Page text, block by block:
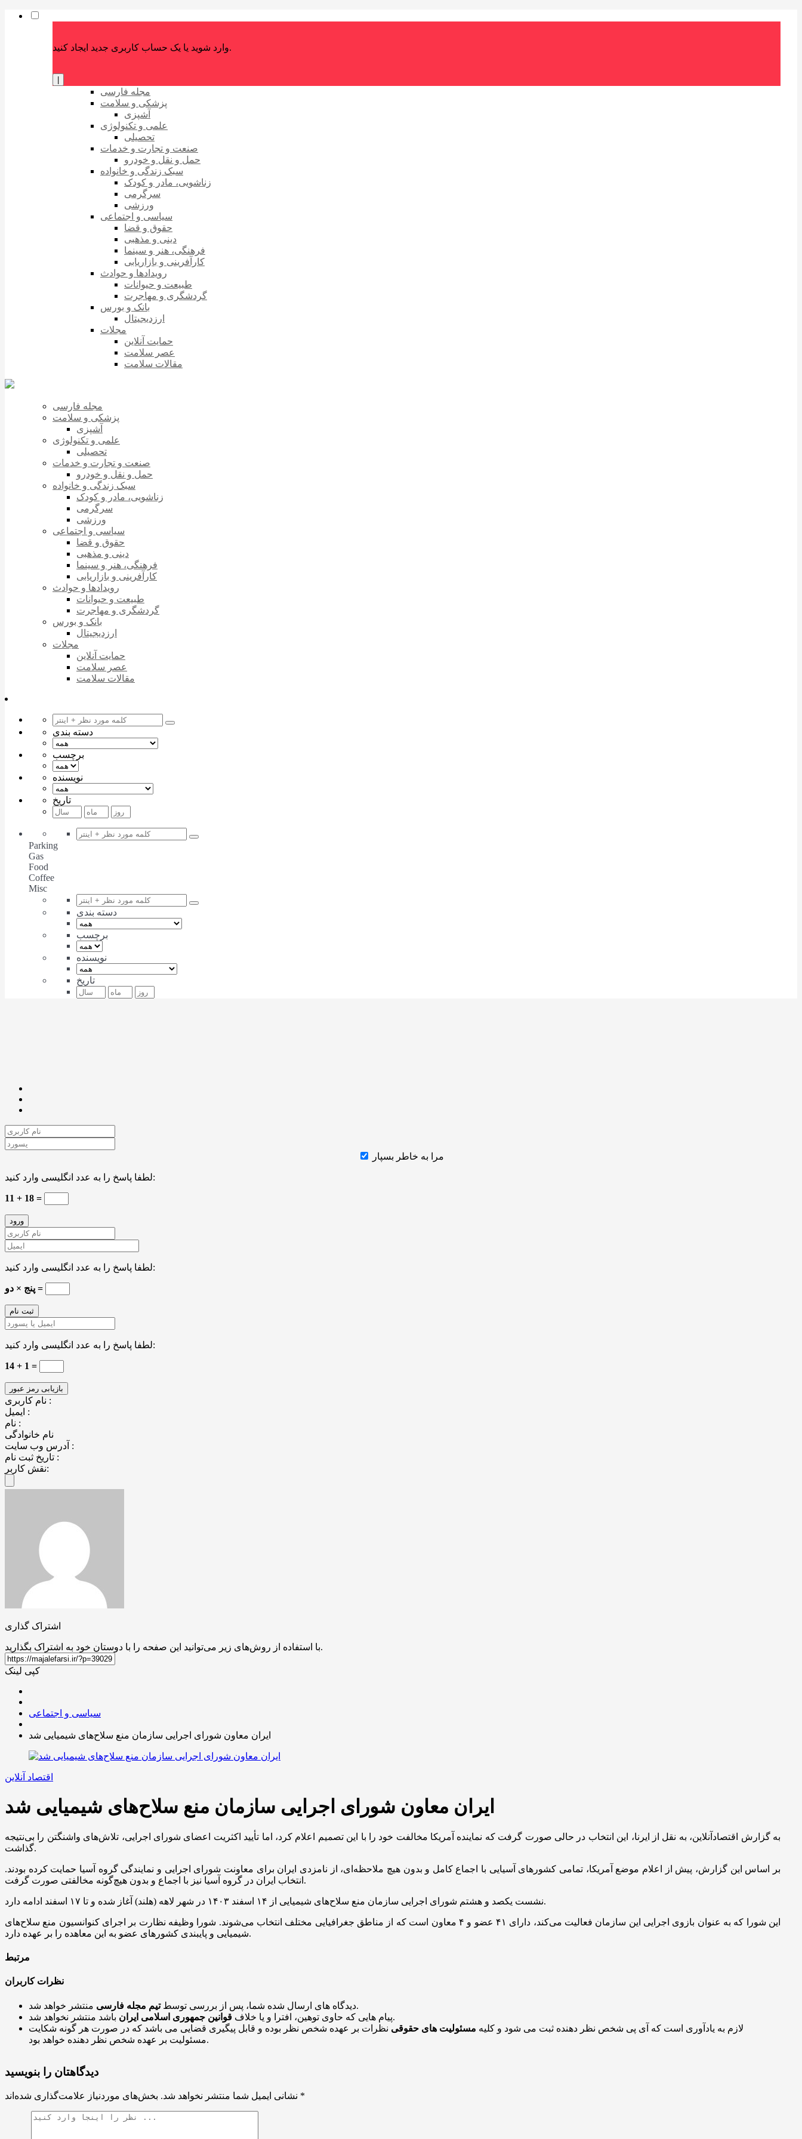
وارد شوید یا یک حساب کاربری جدید ایجاد کنید.
مجله فارسی
پزشکی و سلامت
آشپزی
علمی و تکنولوژی
تحصیلی
صنعت و تجارت و خدمات
حمل و نقل و خودرو
سبک زندگی و خانواده
زناشویی، مادر و کودک
سرگرمی
ورزشی
سیاسی و اجتماعی
حقوق و قضا
دینی و مذهبی
فرهنگی، هنر و سینما
کارآفرینی و بازاریابی
رویدادها و حوادث
طبیعت و حیوانات
گردشگری و مهاجرت
بانک و بورس
ارزدیجیتال
مجلات
حمایت آنلاین
عصر سلامت
مقالات سلامت
مجله فارسی
پزشکی و سلامت
آشپزی
علمی و تکنولوژی
تحصیلی
صنعت و تجارت و خدمات
حمل و نقل و خودرو
سبک زندگی و خانواده
زناشویی، مادر و کودک
سرگرمی
ورزشی
سیاسی و اجتماعی
حقوق و قضا
دینی و مذهبی
فرهنگی، هنر و سینما
کارآفرینی و بازاریابی
رویدادها و حوادث
طبیعت و حیوانات
گردشگری و مهاجرت
بانک و بورس
ارزدیجیتال
مجلات
حمایت آنلاین
عصر سلامت
مقالات سلامت
دسته بندی
برچسب
نویسنده
تاریخ
Parking
Gas
Food
Coffee
Misc
دسته بندی
برچسب
نویسنده
تاریخ
مرا به خاطر بسپار
لطفا پاسخ را به عدد انگلیسی وارد کنید:
11 + 18 =
لطفا پاسخ را به عدد انگلیسی وارد کنید:
پنج × دو =
لطفا پاسخ را به عدد انگلیسی وارد کنید:
14 + 1 =
نام کاربری :
ایمیل :
نام :
نام خانوادگی
آدرس وب سایت :
تاریخ ثبت نام :
نقش کاربر:
اشتراک گذاری
با استفاده از روش‌های زیر می‌توانید این صفحه را با دوستان خود به اشتراک بگذارید.
کپی لینک
سیاسی و اجتماعی
ایران معاون شورای اجرایی سازمان منع سلاح‌های شیمیایی شد
اقتصاد آنلاین
ایران معاون شورای اجرایی سازمان منع سلاح‌های شیمیایی شد
به گزارش اقتصادآنلاین، به نقل از ایرنا، این انتخاب در حالی صورت گرفت که نماینده آمریکا مخالفت خود را با این تصمیم اعلام کرد، اما تأیید اکثریت اعضای شورای اجرایی، تلاش‌های واشنگتن را بی‌نتیجه
گذاشت.
بر اساس این گزارش، پیش از اعلام موضع آمریکا، تمامی کشورهای آسیایی با اجماع کامل و بدون هیچ ملاحظه‌ای، از نامزدی ایران برای معاونت شورای اجرایی و نمایندگی گروه آسیا حمایت کرده بودند.
انتخاب ایران در گروه آسیا نیز با اجماع و بدون هیچ‌گونه مخالفتی صورت گرفت.
نشست یکصد و هشتم شورای اجرایی سازمان منع سلاح‌های شیمیایی از ۱۴ اسفند ۱۴۰۳ در شهر لاهه (هلند) آغاز شده و تا ۱۷ اسفند ادامه دارد.
این شورا که به عنوان بازوی اجرایی این سازمان فعالیت می‌کند، دارای ۴۱ عضو و ۴ معاون است که از مناطق جغرافیایی مختلف انتخاب می‌شوند. شورا وظیفه نظارت بر اجرای کنوانسیون منع سلاح‌های
شیمیایی و پایبندی کشورهای عضو به این معاهده را بر عهده دارد.
مرتبط
نظرات کاربران
دیدگاه های ارسال شده شما، پس از بررسی توسطتیم مجله فارسی
منتشر خواهد شد.
پیام هایی که حاوی توهین، افترا و یا خلاف قوانین جمهوری اسلامی ایران
باشد منتشر نخواهد شد.
لازم به یادآوری است که آی پی شخص نظر دهنده ثبت می شود و کلیه مسئولیت های حقوقی نظرات بر عهده شخص نظر بوده و قابل پیگیری قضایی می باشد که در صورت هر گونه شکایت
مسئولیت بر عهده شخص نظر دهنده خواهد بود.
دیدگاهتان را بنویسید
نشانی ایمیل شما منتشر نخواهد شد. *